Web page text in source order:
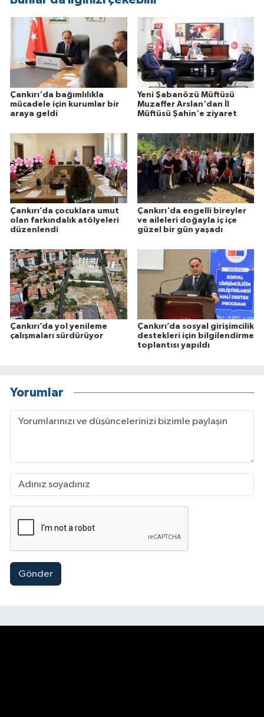
Çankırı'da bağımlılıkla
mücadele için kurumlar bir
araya geldi
Yeni Şabanözü Müftüsü
Muzaffer Arslan'dan İl
Müftüsü Şahin'e ziyaret
Çankırı’da çocuklara umut
olan farkındalık atölyeleri
düzenlendi
Çankırı'da engelli bireyler
ve aileleri doğayla iç içe
güzel bir gün yaşadı
Çankırı’da yol yenileme
çalışmaları sürdürüyor
Çankırı’da sosyal girişimcilik
destekleri için bilgilendirme
toplantısı yapıldı
Yorumlar
Gönder